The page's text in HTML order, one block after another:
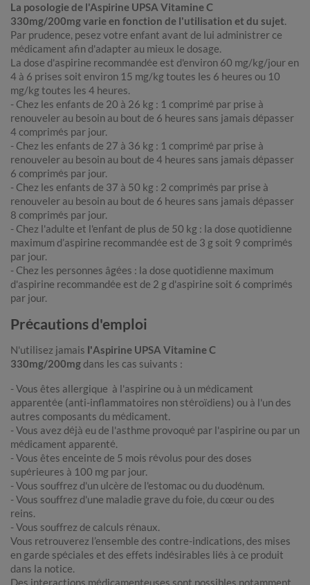
La posologie de l'Aspirine UPSA Vitamine C
330mg/200mg varie en fonction de l'utilisation et du sujet.
Par prudence, pesez votre enfant avant de lui administrer ce
médicament afin d'adapter au mieux le dosage.
La dose d'aspirine recommandée est d'environ 60 mg/kg/jour en
4 à 6 prises soit environ 15 mg/kg toutes les 6 heures ou 10
mg/kg toutes les 4 heures.
- Chez les enfants de 20 à 26 kg : 1 comprimé par prise à
renouveler au besoin au bout de 6 heures sans jamais dépasser
4 comprimés par jour.
- Chez les enfants de 27 à 36 kg : 1 comprimé par prise à
renouveler au besoin au bout de 4 heures sans jamais dépasser
6 comprimés par jour.
- Chez les enfants de 37 à 50 kg : 2 comprimés par prise à
renouveler au besoin au bout de 6 heures sans jamais dépasser
8 comprimés par jour.
- Chez l'adulte et l'enfant de plus de 50 kg : la dose quotidienne
maximum d’aspirine recommandée est de 3 g soit 9 comprimés
par jour.
- Chez les personnes âgées : la dose quotidienne maximum
d'aspirine recommandée est de 2 g d'aspirine soit 6 comprimés
par jour.
Précautions d'emploi
N'utilisez jamais l'Aspirine UPSA Vitamine C
330mg/200mgdans les cas suivants :
- Vous êtes allergique à l'aspirine ou à un médicament
apparentée (anti-inflammatoires non stéroïdiens) ou à l'un des
autres composants du médicament.
- Vous avez déjà eu de l'asthme provoqué par l'aspirine ou par un
médicament apparenté.
- Vous êtes enceinte de 5 mois révolus pour des doses
supérieures à 100 mg par jour.
- Vous souffrez d'un ulcère de l'estomac ou du duodénum.
- Vous souffrez d'une maladie grave du foie, du cœur ou des
reins.
- Vous souffrez de calculs rénaux.
Vous retrouverez l’ensemble des contre-indications, des mises
en garde spéciales et des effets indésirables liés à ce produit
dans la notice.
Des interactions médicamenteuses sont possibles notamment